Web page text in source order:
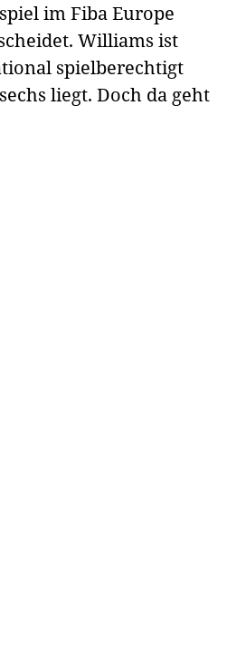
im Fiba Europe
Williams ist
spielberechtigt
liegt. Doch da geht